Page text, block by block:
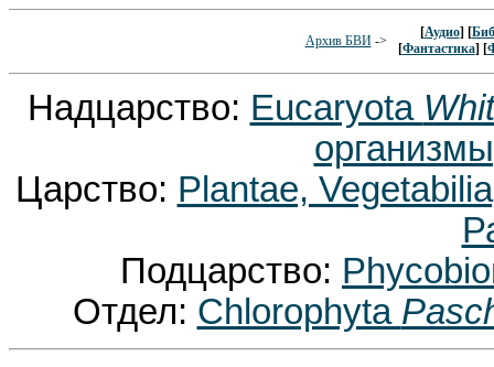
Архив БВИ->
[Аудио] [
[Фантастика] [
Надцарство: Eucaryota
Царство: Plantae,
Подцарство:
Отдел: Chlorophyta